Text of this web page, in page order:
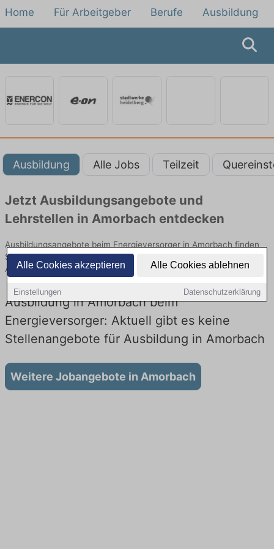
Alle Cookies akzeptieren Alle Cookies ablehnen
Einstellungen Datenschutzerklärung
Home Für Arbeitgeber Berufe Ausbildung
Ausbildung Alle Jobs Teilzeit
Jetzt Ausbildungsangebote und
Lehrstellen in Amorbach entdecken
Ausbildungsangebote beim Energieversorger in Amorbach finden
Sie von namhaften Firmen. Entdecken Sie freie Optionen von Top-
Arbeitgebern und bewerben Sie sich noch heute.
Ausbildung in Amorbach beim
Energieversorger: Aktuell gibt es keine
Stellenangebote für Ausbildung in Amorbach
Weitere Jobangebote in Amorbach